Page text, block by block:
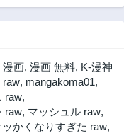
漫画, 漫画 無料, K-漫神
raw, mangakoma01,
raw,
raw, マッシュル raw,
かくなりすぎた raw,